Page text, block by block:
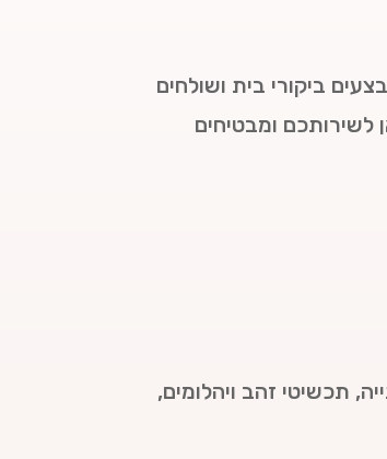
ביקורי בית ושולחים
לשירותכם ומבטיחים
תכשיטי זהב ויהלומים,